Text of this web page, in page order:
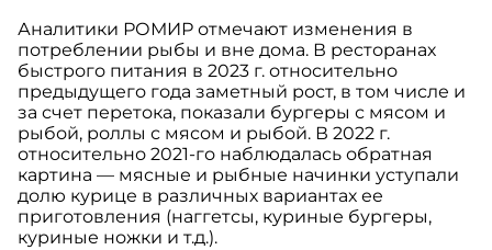
Аналитики РОМИР отмечают изменения в
потреблении рыбы и вне дома. В ресторанах
быстрого питания в 2023 г. относительно
предыдущего года заметный рост, в том числе и
за счет перетока, показали бургеры с мясом и
рыбой, роллы с мясом и рыбой. В 2022 г.
относительно 2021-го наблюдалась обратная
картина — мясные и рыбные начинки уступали
долю курице в различных вариантах ее
приготовления (наггетсы, куриные бургеры,
куриные ножки и т.д.).